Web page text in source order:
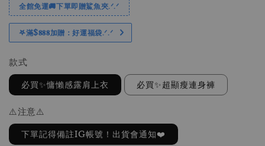
全館免運🚚下單即贈鯊魚夾.ᐟ.ᐟ
𖤐滿$𝟖𝟖𝟖加贈：好運福袋.ᐟ‪.ᐟ
款式
必買✨慵懶感露肩上衣 必買✨超顯瘦連身褲
⚠️注意⚠️
下單記得備註IG帳號！出貨會通知❤️